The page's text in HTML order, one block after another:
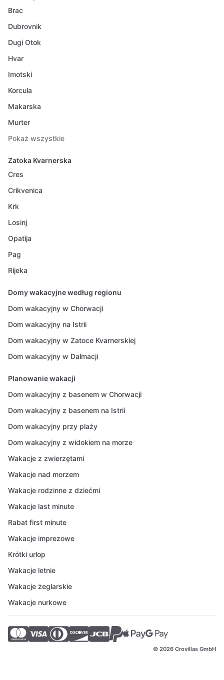
Brac
Dubrovnik
Dugi Otok
Hvar
Imotski
Korcula
Makarska
Murter
Pokaż wszystkie
Zatoka Kvarnerska
Cres
Crikvenica
Krk
Losinj
Opatija
Pag
Rijeka
Domy wakacyjne według regionu
Dom wakacyjny w Chorwacji
Dom wakacyjny na Istrii
Dom wakacyjny w Zatoce Kvarnerskiej
Dom wakacyjny w Dalmacji
Planowanie wakacji
Dom wakacyjny z basenem w Chorwacji
Dom wakacyjny z basenem na Istrii
Dom wakacyjny przy plaży
Dom wakacyjny z widokiem na morze
Wakacje z zwierzętami
Wakacje nad morzem
Wakacje rodzinne z dziećmi
Wakacje last minute
Rabat first minute
Wakacje imprezowe
Krótki urlop
Wakacje letnie
Wakacje żeglarskie
Wakacje nurkowe
© 2026 Crovillas GmbH